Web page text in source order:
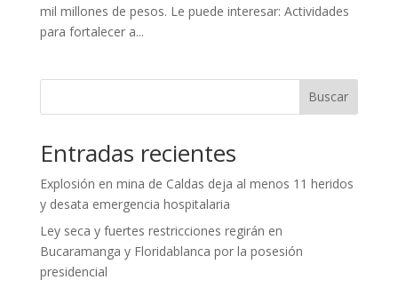
mil millones de pesos. Le puede interesar: Actividades
para fortalecer a...
Buscar
Entradas recientes
Explosión en mina de Caldas deja al menos 11 heridos
y desata emergencia hospitalaria
Ley seca y fuertes restricciones regirán en
Bucaramanga y Floridablanca por la posesión
presidencial